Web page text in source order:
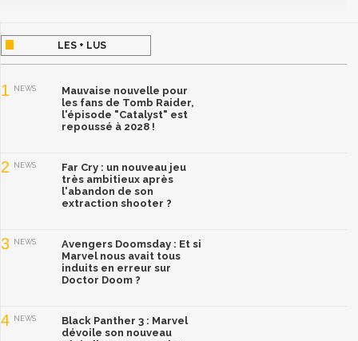
LES + LUS
1 NEWS
Mauvaise nouvelle pour
les fans de Tomb Raider,
l'épisode "Catalyst" est
repoussé à 2028 !
2 NEWS
Far Cry : un nouveau jeu
très ambitieux après
l'abandon de son
extraction shooter ?
3 NEWS
Avengers Doomsday : Et si
Marvel nous avait tous
induits en erreur sur
Doctor Doom ?
4 NEWS
Black Panther 3 : Marvel
dévoile son nouveau